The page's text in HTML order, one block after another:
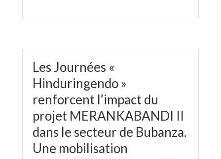
Les Journées «
Hinduringendo »
renforcent l’impact du
projet MERANKABANDI II
dans le secteur de Bubanza.
Une mobilisation